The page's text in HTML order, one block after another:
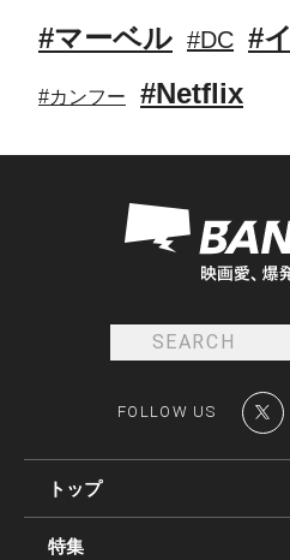
#マーベル #DC #
#カンフー #Netflix
FOLLOW US
トップ
特集